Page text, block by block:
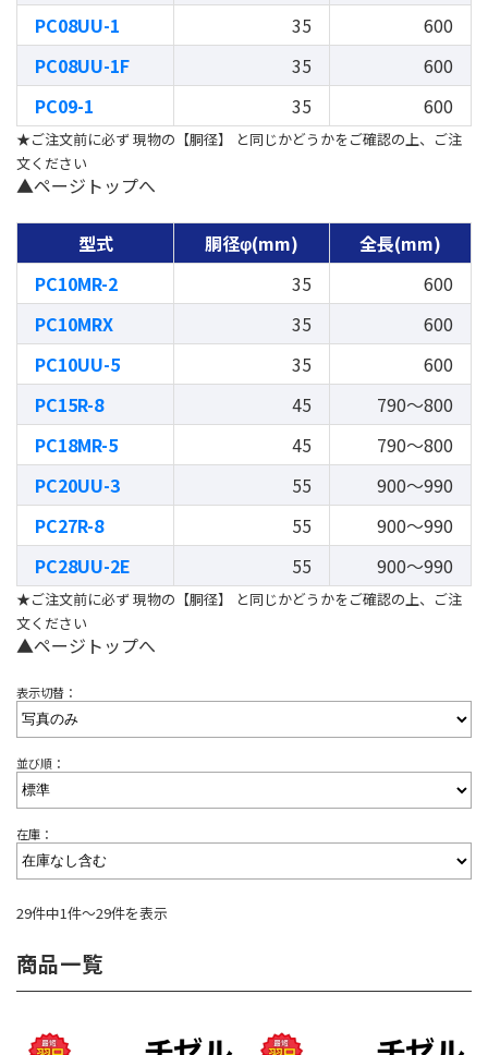
PC08UU-1
35
600
PC08UU-1F
35
600
PC09-1
35 600
★ご注文前に必ず 現物の【胴径】 と同じかどうかをご確認の上、ご注
文ください
▲ページトップへ
型式 胴径φ(mm)
全長(mm)
PC10MR-2
35
600
PC10MRX
35
600
PC10UU-5
35
600
PC15R-8
45
790～800
PC18MR-5
45
790～800
PC20UU-3
55
900～990
PC27R-8
55
900～990
PC28UU-2E
55 900～990
★ご注文前に必ず 現物の【胴径】 と同じかどうかをご確認の上、ご注
文ください
▲ページトップへ
表示切替：
並び順：
在庫：
29件中1件～29件を表示
商品一覧